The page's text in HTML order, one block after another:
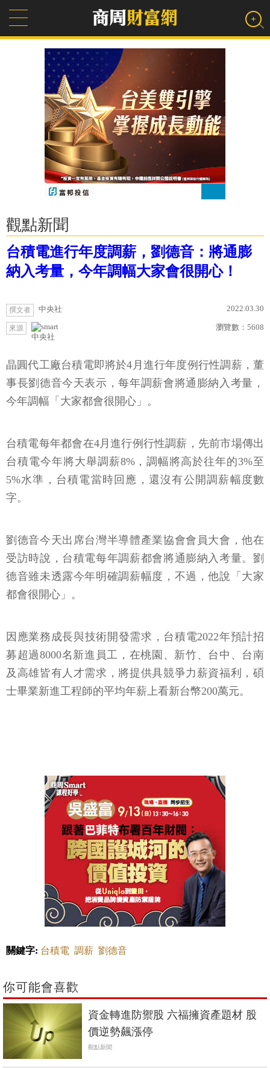
觀點新聞
台積電進行年度調薪，劉德音：將通膨
納入考量，今年調幅大家會很開心！
撰文者 中央社 2022.03.30
來源
中央社
瀏覽數： 5608
晶圓代工廠台積電即將於4月進行年度例行性調薪，董
事長劉德音今天表示，每年調薪會將通膨納入考量，
今年調幅「大家都會很開心」。
台積電每年都會在4月進行例行性調薪，先前市場傳出
台積電今年將大舉調薪8%，調幅將高於往年的3%至
5%水準，台積電當時回應，還沒有公開調薪幅度數
字。
劉德音今天出席台灣半導體產業協會會員大會，他在
受訪時說，台積電每年調薪都會將通膨納入考量。劉
德音雖未透露今年明確調薪幅度，不過，他說「大家
都會很開心」。
因應業務成長與技術開發需求，台積電2022年預計招
募超過8000名新進員工，在桃園、新竹、台中、台南
及高雄皆有人才需求，將提供具競爭力薪資福利，碩
士畢業新進工程師的平均年薪上看新台幣200萬元。
關鍵字: 台積電 調薪 劉德音
你可能會喜歡
資金轉進防禦股 六福擁資產題材 股
價逆勢飆漲停
觀點新聞